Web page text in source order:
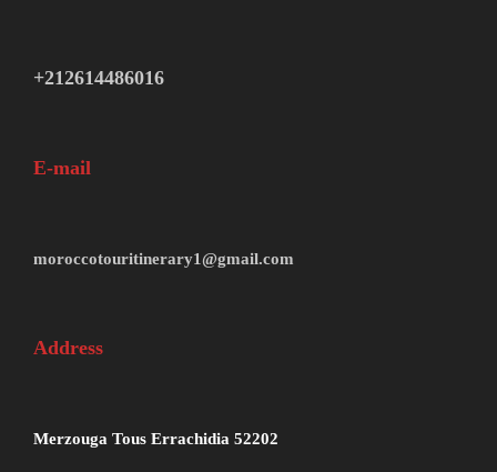
+212614486016
E-mail
moroccotouritinerary1@gmail.com
Address
Merzouga Tous Errachidia 52202